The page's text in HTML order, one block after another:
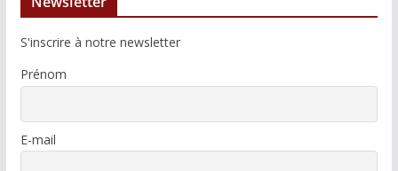
S'inscrire à notre newsletter
Prénom
E-mail